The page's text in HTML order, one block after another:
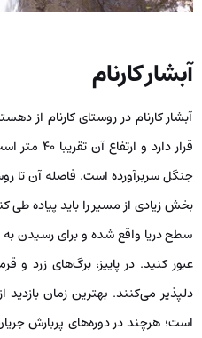
آبشار کارنام
آبشار کارنام در روستای کارنام از
قرار دارد
سطح دریا واقع شده و برای رسیدن به
عبور کنید. در پاییز، برگ‌های زرد و
دلپذیر می‌کنند. بهترین زمان بازدید
است؛ هرچند در دوره‌های پربارش